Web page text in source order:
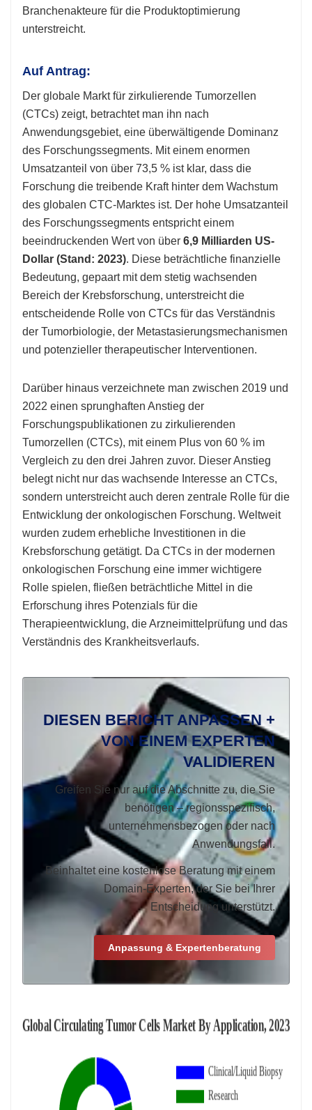
Branchenakteure für die Produktoptimierung
unterstreicht.
Auf Antrag:
Der globale Markt für zirkulierende Tumorzellen
(CTCs) zeigt, betrachtet man ihn nach
Anwendungsgebiet, eine überwältigende Dominanz
des Forschungssegments. Mit einem enormen
Umsatzanteil von über 73,5 % ist klar, dass die
Forschung die treibende Kraft hinter dem Wachstum
des globalen CTC-Marktes ist. Der hohe Umsatzanteil
des Forschungssegments entspricht einem
beeindruckenden Wert von über 6,9 Milliarden US-
Dollar (Stand: 2023). Diese beträchtliche finanzielle
Bedeutung, gepaart mit dem stetig wachsenden
Bereich der Krebsforschung, unterstreicht die
entscheidende Rolle von CTCs für das Verständnis
der Tumorbiologie, der Metastasierungsmechanismen
und potenzieller therapeutischer Interventionen.
Darüber hinaus verzeichnete man zwischen 2019 und
2022 einen sprunghaften Anstieg der
Forschungspublikationen zu zirkulierenden
Tumorzellen (CTCs), mit einem Plus von 60 % im
Vergleich zu den drei Jahren zuvor. Dieser Anstieg
belegt nicht nur das wachsende Interesse an CTCs,
sondern unterstreicht auch deren zentrale Rolle für die
Entwicklung der onkologischen Forschung. Weltweit
wurden zudem erhebliche Investitionen in die
Krebsforschung getätigt. Da CTCs in der modernen
onkologischen Forschung eine immer wichtigere
Rolle spielen, fließen beträchtliche Mittel in die
Erforschung ihres Potenzials für die
Therapieentwicklung, die Arzneimittelprüfung und das
Verständnis des Krankheitsverlaufs.
DIESEN BERICHT ANPASSEN +
VON EINEM EXPERTEN
VALIDIEREN
Greifen Sie nur auf die Abschnitte zu, die Sie
benötigen – regionsspezifisch,
unternehmensbezogen oder nach
Anwendungsfall.
Beinhaltet eine kostenlose Beratung mit einem
Domain-Experten, der Sie bei Ihrer
Entscheidung unterstützt.
Anpassung & Expertenberatung